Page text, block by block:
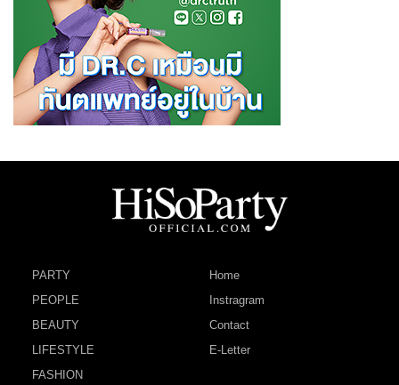
PARTY
PEOPLE
BEAUTY
LIFESTYLE
FASHION
Home
Instragram
Contact
E-Letter